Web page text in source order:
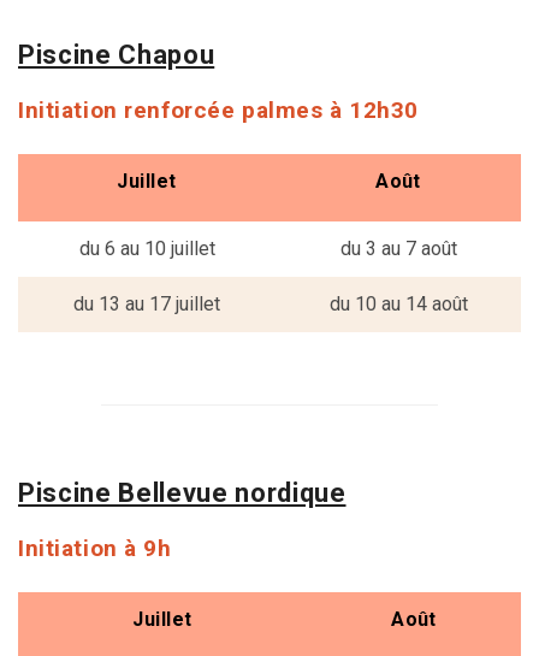
Piscine Chapou
Initiation renforcée palmes à 12h30
Juillet Août
du 6 au 10 juillet du 3 au 7 août
du 13 au 17 juillet du 10 au 14 août
Piscine Bellevue nordique
Initiation à 9h
Juillet Août